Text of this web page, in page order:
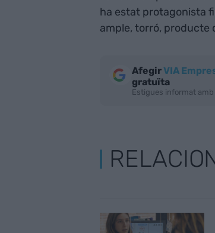
ha estat protagonista
ample, torró, producte
AfegirVIA
gratuïta
Estigues informat